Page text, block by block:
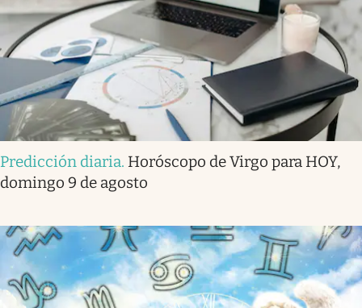
Predicción diaria. Horóscopo de Virgo para HOY,
domingo 9 de agosto